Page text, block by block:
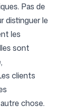
Pas de
distinguer le
les
sont
clients
chose.